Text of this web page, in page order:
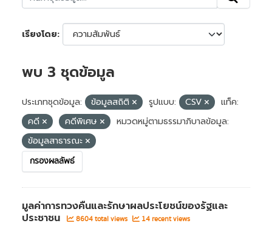
เรียงโดย
พบ 3 ชุดข้อมูล
ประเภทชุดข้อมูล: ข้อมูลสถิติ รูปแบบ: CSV
แท็ค:
คดี
คดีพิเศษ
หมวดหมู่ตามธรรมาภิบาลข้อมูล:
ข้อมูลสาธารณะ
กรองผลลัพธ์
มูลค่าการทวงคืนและรักษาผลประโยชน์ของรัฐและ
ประชาชน
8604 total views 14 recent views